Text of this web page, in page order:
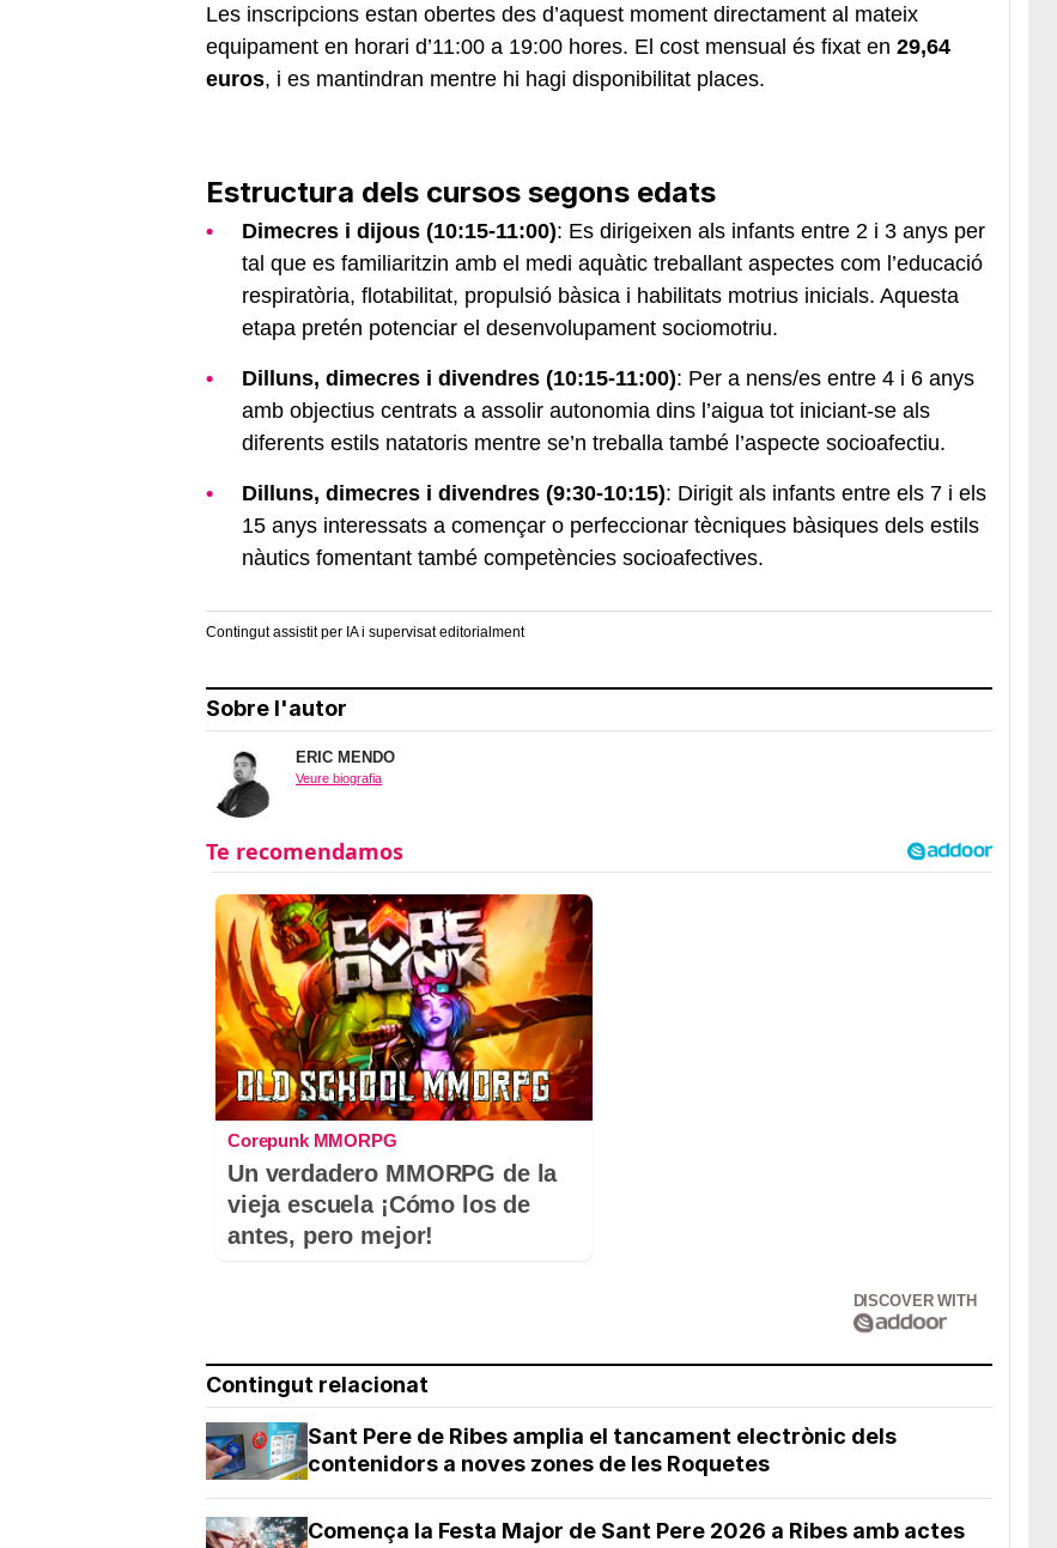
Les inscripcions estan obertes des d’aquest moment directament al mateix
equipament en horari d’11:00 a 19:00 hores. El cost mensual és fixat en 29,64
euros, i es mantindran mentre hi hagi disponibilitat places.
Estructura dels cursos segons edats
Dimecres i dijous (10:15-11:00): Es dirigeixen als infants entre 2 i 3 anys per
tal que es familiaritzin amb el medi aquàtic treballant aspectes com l’educació
respiratòria, flotabilitat, propulsió bàsica i habilitats motrius inicials. Aquesta
etapa pretén potenciar el desenvolupament sociomotriu.
Dilluns, dimecres i divendres (10:15-11:00): Per a nens/es entre 4 i 6 anys
amb objectius centrats a assolir autonomia dins l’aigua tot iniciant-se als
diferents estils natatoris mentre se’n treballa també l’aspecte socioafectiu.
Dilluns, dimecres i divendres (9:30-10:15): Dirigit als infants entre els 7 i els
15 anys interessats a començar o perfeccionar tècniques bàsiques dels estils
nàutics fomentant també competències socioafectives.
Contingut assistit per IA i supervisat editorialment
Sobre l'autor
ERIC MENDO
Veure biografia
Corepunk MMORPG
Un verdadero MMORPG de la
vieja escuela ¡Cómo los de
antes, pero mejor!
DISCOVER WITH
Contingut relacionat
Sant Pere de Ribes amplia el tancament electrònic dels
contenidors a noves zones de les Roquetes
Comença la Festa Major de Sant Pere 2026 a Ribes amb actes